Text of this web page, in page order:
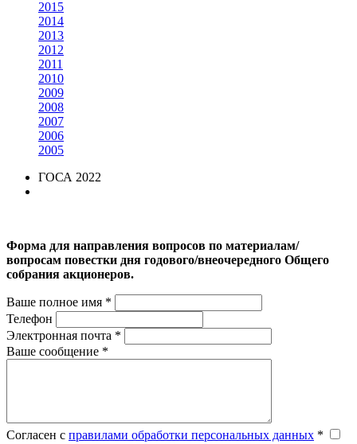
2015
2014
2013
2012
2011
2010
2009
2008
2007
2006
2005
ГОСА 2022
Форма для направления вопросов по материалам/
вопросам повестки дня годового/внеочередного Общего
собрания акционеров.
Ваше полное имя *
Телефон
Электронная почта *
Ваше сообщение *
Согласен с правилами обработки персональных данных *